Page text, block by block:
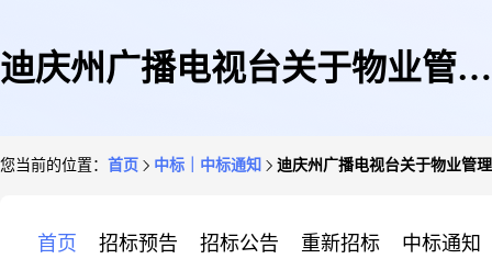
迪庆州广播电视台关于物业管理
您当前的位置： 首页 中标｜中标通知 迪庆州广播电视台关于物业管
首页 招标预告 招标公告 重新招标 中标通知